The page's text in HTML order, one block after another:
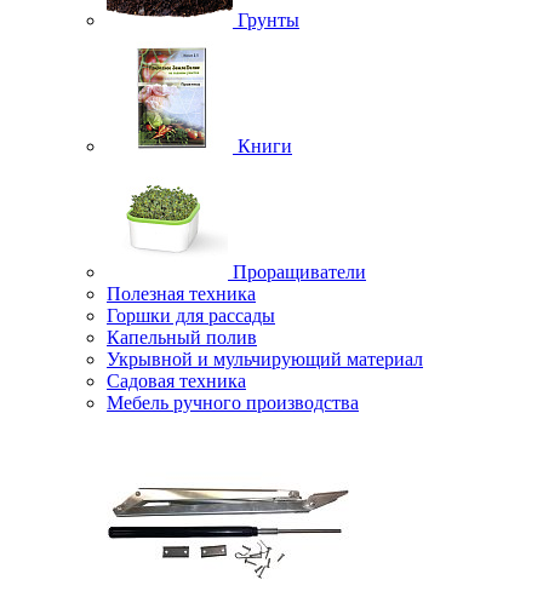
Грунты
Книги
Проращиватели
Полезная техника
Горшки для рассады
Капельный полив
Укрывной и мульчирующий материал
Садовая техника
Мебель ручного производства